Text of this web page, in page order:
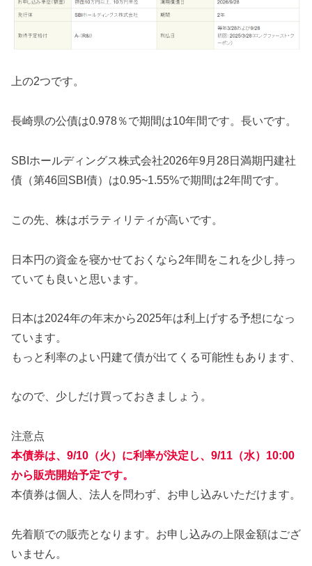
上の2つです。
長崎県の公債は0.978％で期間は10年間です。長いです。
SBIホールディングス株式会社2026年9月28日満期円建社
債（第46回SBI債）は0.95~1.55%で期間は2年間です。
この先、株はボラティリティが高いです。
日本円の資金を寝かせておくなら2年間をこれを少し持っ
ていても良いと思います。
日本は2024年の年末から2025年は利上げする予想になっ
ています。
もっと利率のよい円建て債が出てくる可能性もあります、
なので、少しだけ買っておきましょう。
注意点
本債券は、9/10（火）に利率が決定し、9/11（水）10:00
から販売開始予定です。
本債券は個人、法人を問わず、お申し込みいただけます。
先着順での販売となります。お申し込みの上限金額はござ
いません。